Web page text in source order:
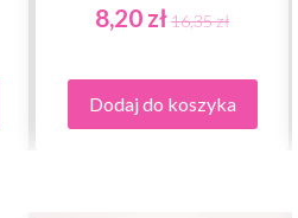
8,20 zł16,35 zł
Dodaj do koszyka